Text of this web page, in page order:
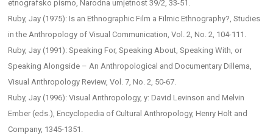
etnografsko pismo, Narodna umjetnost 39/2, 33-51.
Ruby, Jay (1975): Is an Ethnographic Film a Filmic Ethnography?, Studies
in the Anthropology of Visual Communication, Vol. 2, No. 2, 104-111.
Ruby, Jay (1991): Speaking For, Speaking About, Speaking With, or
Speaking Alongside – An Anthropological and Documentary Dillema,
Visual Anthropology Review, Vol. 7, No. 2, 50-67.
Ruby, Jay (1996): Visual Anthropology, у: David Levinson and Melvin
Ember (eds.), Encyclopedia of Cultural Anthropology, Henry Holt and
Company, 1345-1351.